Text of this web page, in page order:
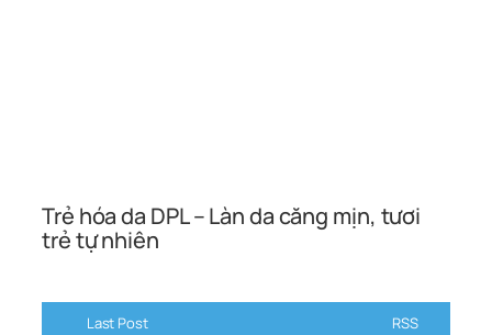
Trẻ hóa da DPL – Làn da căng mịn, tươi
trẻ tự nhiên
Last Post RSS